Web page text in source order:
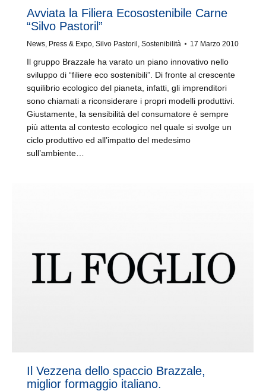
Avviata la Filiera Ecosostenibile Carne
“Silvo Pastoril”
News, Press & Expo, Silvo Pastoril , Sostenibilità 17 Marzo 2010
Il gruppo Brazzale ha varato un piano innovativo nello
sviluppo di “filiere eco sostenibili”. Di fronte al crescente
squilibrio ecologico del pianeta, infatti, gli imprenditori
sono chiamati a riconsiderare i propri modelli produttivi.
Giustamente, la sensibilità del consumatore è sempre
più attenta al contesto ecologico nel quale si svolge un
ciclo produttivo ed all’impatto del medesimo
sull’ambiente…
Il Vezzena dello spaccio Brazzale,
miglior formaggio italiano.